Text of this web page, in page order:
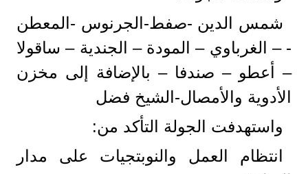
شمس الدين -صفط-الجرنوس -المعطن
- – الغرباوي – المودة – الجندية – ساقولا
– أعطو – صندفا – بالإضافة إلى مخزن
الأدوية والأمصال-الشيخ فضل
واستهدفت الجولة التأكد من:
انتظام العمل والنوبتجيات على مدار